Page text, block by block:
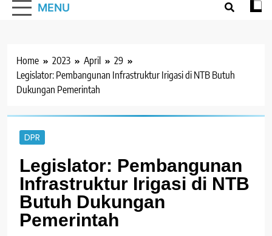
MENU
Home 2023 April
29
Legislator: Pembangunan Infrastruktur Irigasi di NTB Butuh
Dukungan Pemerintah
DPR
Legislator: Pembangunan
Infrastruktur Irigasi di NTB
Butuh Dukungan
Pemerintah